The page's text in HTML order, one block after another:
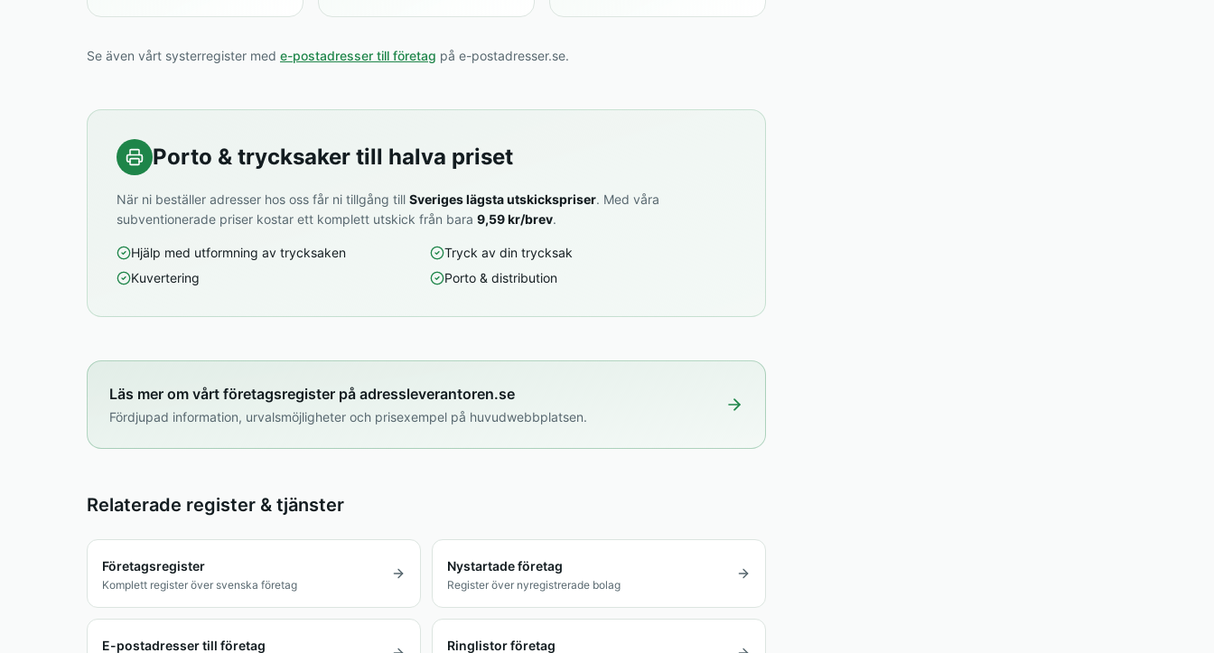
Se även vårt systerregister med e-postadresser till företag på e-postadresser.se.
Porto & trycksaker till halva priset
När ni beställer adresser hos oss får ni tillgång till Sveriges lägsta utskickspriser. Med våra
subventionerade priser kostar ett komplett utskick från bara 9,59 kr/brev.
Hjälp med utformning av trycksaken
Tryck av din trycksak
Kuvertering
Porto & distribution
Läs mer om vårt företagsregister på adressleverantoren.se
Fördjupad information, urvalsmöjligheter och prisexempel på huvudwebbplatsen.
Relaterade register & tjänster
Företagsregister
Komplett register över svenska företag
Nystartade företag
Register över nyregistrerade bolag
E-postadresser till företag Ringlistor företag